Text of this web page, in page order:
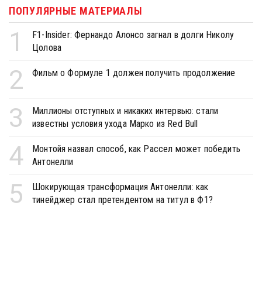
ПОПУЛЯРНЫЕ МАТЕРИАЛЫ
1
F1-Insider: Фернандо Алонсо загнал в долги Николу
Цолова
2 Фильм о Формуле 1 должен получить продолжение
3
Миллионы отступных и никаких интервью: стали
известны условия ухода Марко из Red Bull
4
Монтойя назвал способ, как Рассел может победить
Антонелли
5
Шокирующая трансформация Антонелли: как
тинейджер стал претендентом на титул в Ф1?